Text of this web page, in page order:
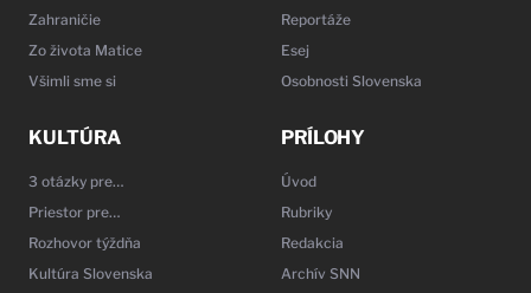
Zahraničie
Zo života Matice
Všimli sme si
Reportáže
Esej
Osobnosti Slovenska
KULTÚRA
3 otázky pre…
Priestor pre…
Rozhovor týždňa
Kultúra Slovenska
PRÍLOHY
Úvod
Rubriky
Redakcia
Archív SNN